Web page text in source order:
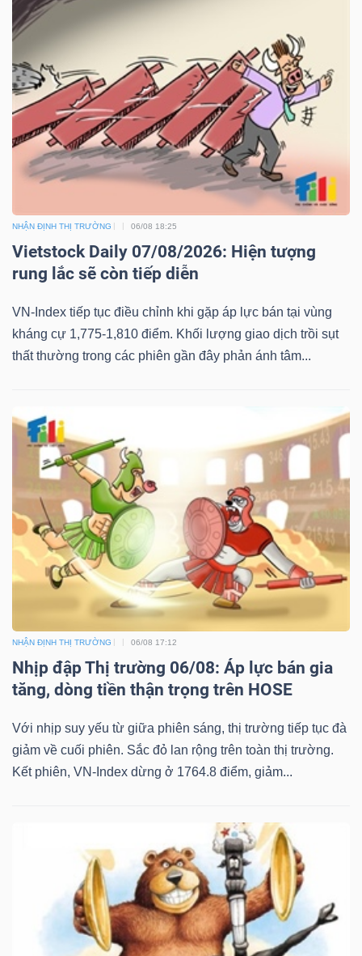
NHẬN ĐỊNH THỊ TRƯỜNG 06/08 18:25
Vietstock Daily 07/08/2026: Hiện tượng
rung lắc sẽ còn tiếp diễn
VN-Index tiếp tục điều chỉnh khi gặp áp lực bán tại vùng
kháng cự 1,775-1,810 điểm. Khối lượng giao dịch trồi sụt
thất thường trong các phiên gần đây phản ánh tâm...
NHẬN ĐỊNH THỊ TRƯỜNG 06/08 17:12
Nhịp đập Thị trường 06/08: Áp lực bán gia
tăng, dòng tiền thận trọng trên HOSE
Với nhịp suy yếu từ giữa phiên sáng, thị trường tiếp tục đà
giảm về cuối phiên. Sắc đỏ lan rộng trên toàn thị trường.
Kết phiên, VN-Index dừng ở 1764.8 điểm, giảm...